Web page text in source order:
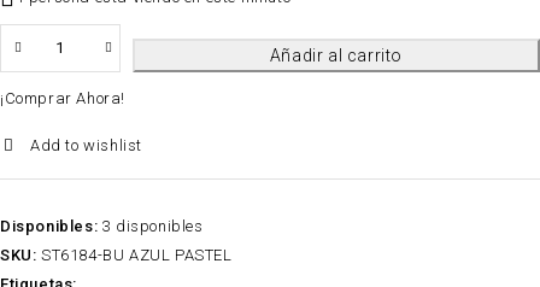
Añadir al carrito
¡Comprar Ahora!
Add to wishlist
Disponibles: 3 disponibles
SKU: ST6184-BU AZUL PASTEL